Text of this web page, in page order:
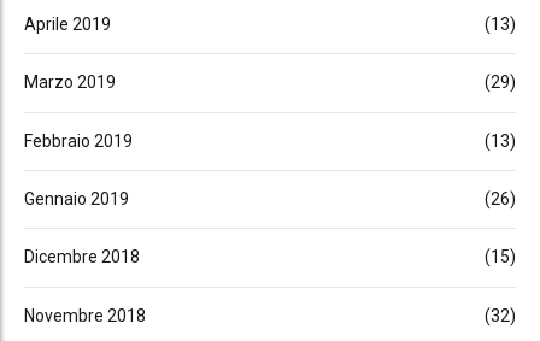
Aprile 2019 (13)
Marzo 2019 (29)
Febbraio 2019 (13)
Gennaio 2019 (26)
Dicembre 2018 (15)
Novembre 2018 (32)